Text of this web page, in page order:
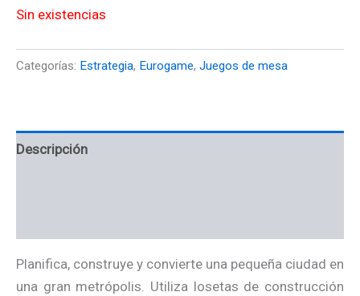
Sin existencias
Categorías: Estrategia, Eurogame, Juegos de mesa
Descripción
Planifica, construye y convierte una pequeña ciudad en
una gran metrópolis. Utiliza losetas de construcción